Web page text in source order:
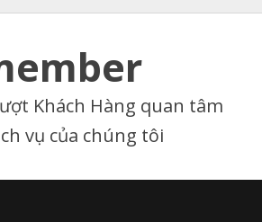
Khách Hàng quan tâm
vụ của chúng tôi